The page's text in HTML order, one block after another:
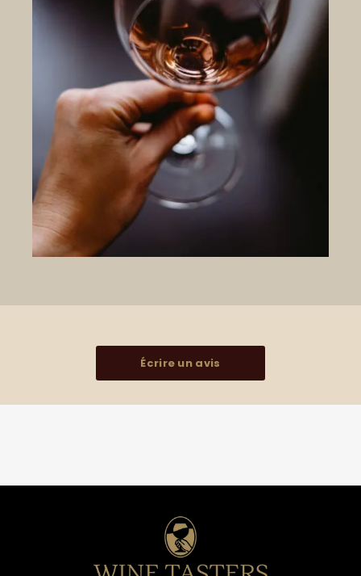
Écrire un avis